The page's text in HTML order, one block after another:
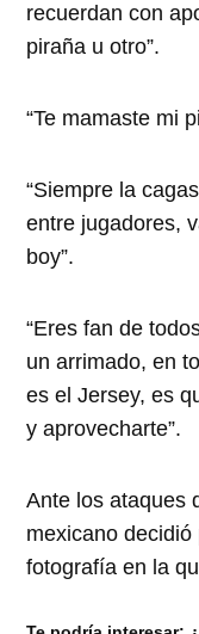
recuerdan con
piraña u otro”.
“Te mamaste mi
“Siempre la
entre jugadores,
boy”.
“Eres fan de
un arrimado, en
es el Jersey, es
y aprovecharte”.
Ante los ataques
mexicano
fotografía en la